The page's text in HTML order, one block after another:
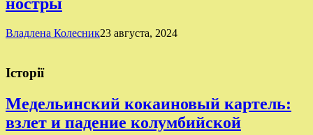
Владлена Колесник23 августа, 2024
Історії
Медельинский кокаиновый картель:
взлет и падение колумбийской